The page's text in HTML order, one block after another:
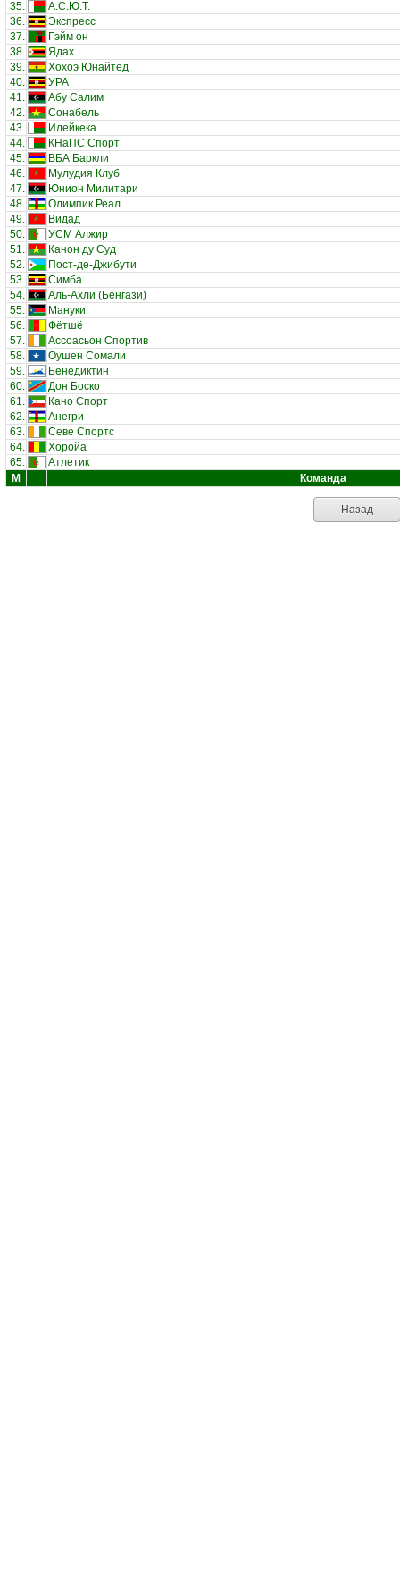
35.
А.С.Ю.Т.
36.
Экспресс
37.
Гэйм он
38.
Ядах
39.
Хохоэ Юнайтед
40.
УРА
41.
Абу Салим
42.
Сонабель
43.
Илейкека
44.
КНаПС Спорт
45.
ВБА Баркли
46.
Мулудия Клуб
47.
Юнион Милитари
48.
Олимпик Реал
49.
Видад
50.
УСМ Алжир
51.
Канон ду Суд
52.
Пост-де-Джибути
53.
Симба
54.
Аль-Ахли (Бенгази)
55.
Мануки
56.
Фётшё
57.
Ассоасьон Спортив
58.
Оушен Сомали
59.
Бенедиктин
60.
Дон Боско
61.
Кано Спорт
62.
Анегри
63.
Севе Спортс
64.
Хоройа
65.
Атлетик
М
Команда
Назад